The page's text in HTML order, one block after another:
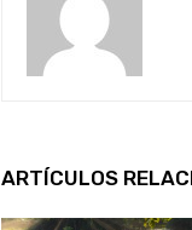
ARTÍCULOS